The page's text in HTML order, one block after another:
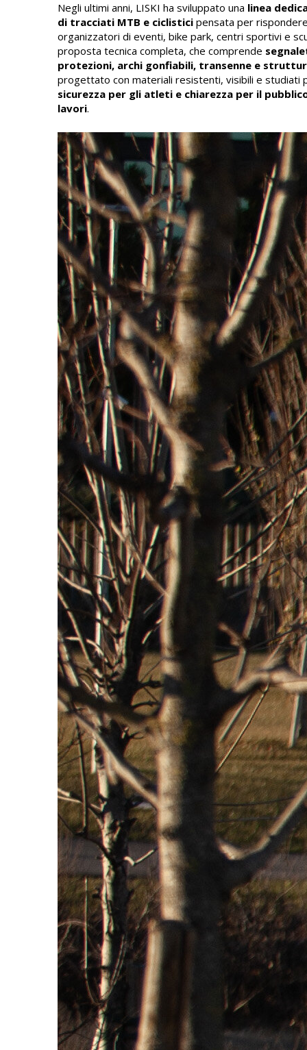
Negli ultimi anni, LISKI ha sviluppato una linea
di tracciati MTB e ciclistici pensata per
organizzatori di eventi, bike park, centri sportivi e
proposta tecnica completa, che comprende
protezioni, archi gonfiabili, transenne e
progettato con materiali resistenti, visibili e studiati
sicurezza per gli atleti e chiarezza per il
lavori.